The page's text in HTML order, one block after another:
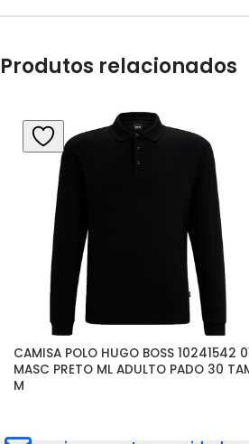
Produtos relacionados
CAMISA POLO HUGO BOSS 10241542
MASC PRETO ML ADULTO PADO 30
M